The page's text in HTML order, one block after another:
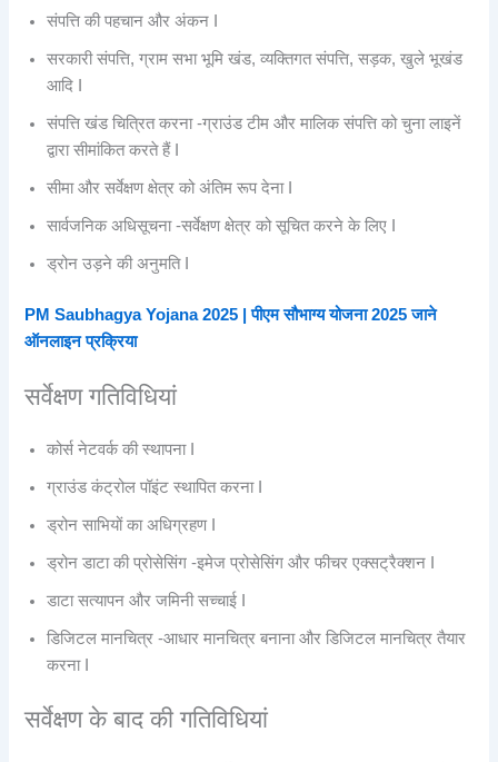
संपत्ति की पहचान और अंकन I
सरकारी संपत्ति, ग्राम सभा भूमि खंड, व्यक्तिगत संपत्ति, सड़क, खुले भूखंड
आदि I
संपत्ति खंड चित्रित करना -ग्राउंड टीम और मालिक संपत्ति को चुना लाइनें
द्वारा सीमांकित करते हैं I
सीमा और सर्वेक्षण क्षेत्र को अंतिम रूप देना I
सार्वजनिक अधिसूचना -सर्वेक्षण क्षेत्र को सूचित करने के लिए I
ड्रोन उड़ने की अनुमति I
PM Saubhagya Yojana 2025 | पीएम सौभाग्य योजना 2025 जाने
ऑनलाइन प्रक्रिया
सर्वेक्षण गतिविधियां
कोर्स नेटवर्क की स्थापना I
ग्राउंड कंट्रोल पॉइंट स्थापित करना I
ड्रोन साभियों का अधिग्रहण I
ड्रोन डाटा की प्रोसेसिंग -इमेज प्रोसेसिंग और फीचर एक्सट्रैक्शन I
डाटा सत्यापन और जमिनी सच्चाई I
डिजिटल मानचित्र -आधार मानचित्र बनाना और डिजिटल मानचित्र तैयार
करना I
सर्वेक्षण के बाद की गतिविधियां